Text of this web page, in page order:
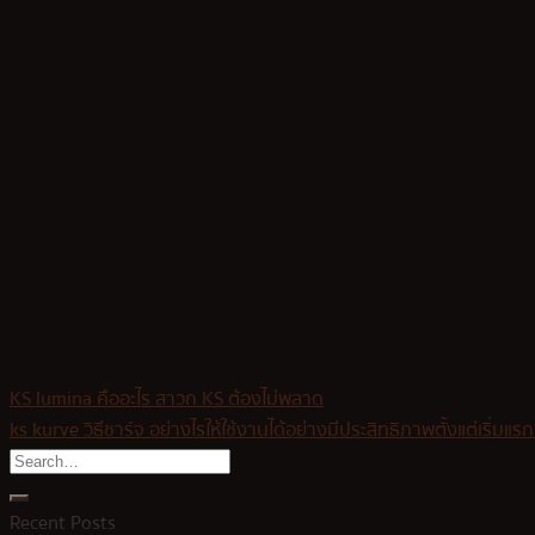
KS lumina คืออะไร สาวก KS ต้องไม่พลาด
ks kurve วิธีชาร์จ อย่างไรให้ใช้งานได้อย่างมีประสิทธิภาพตั้งแต่เริ่มแรก
Recent Posts